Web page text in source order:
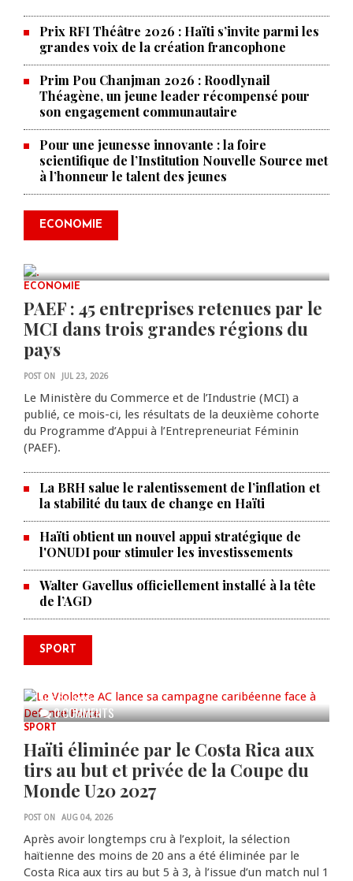
Prix RFI Théâtre 2026 : Haïti s’invite parmi les
grandes voix de la création francophone
Prim Pou Chanjman 2026 : Roodlynail
Théagène, un jeune leader récompensé pour
son engagement communautaire
Pour une jeunesse innovante : la foire
scientifique de l’Institution Nouvelle Source met
à l’honneur le talent des jeunes
ECONOMIE
0 COMMENTS
Produire le savoir pour
transformer Haïti : BRH lance la
2ᵉ édition de ses Journées
scientifiques
ECONOMIE
PAEF : 45 entreprises retenues par le
MCI dans trois grandes régions du
pays
POST ON JUL 23, 2026
Le Ministère du Commerce et de l’Industrie (MCI) a
publié, ce mois-ci, les résultats de la deuxième cohorte
du Programme d’Appui à l’Entrepreneuriat Féminin
(PAEF).
La BRH salue le ralentissement de l’inflation et
la stabilité du taux de change en Haïti
Haïti obtient un nouvel appui stratégique de
l'ONUDI pour stimuler les investissements
Walter Gavellus officiellement installé à la tête
de l’AGD
SPORT
0 COMMENTS
Le Violette AC lance sa campagne
AUG 04, 2026
SPORT
Haïti éliminée par le Costa Rica aux
tirs au but et privée de la Coupe du
Monde U20 2027
POST ON AUG 04, 2026
Après avoir longtemps cru à l’exploit, la sélection
haïtienne des moins de 20 ans a été éliminée par le
Costa Rica aux tirs au but 5 à 3, à l’issue d’un match nul 1